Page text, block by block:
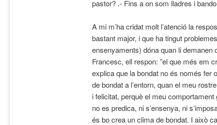
pastor? .- Fins a on som lladres i
A mi m’ha cridat molt l’atenció la
bastant major, i que ha tingut
ensenyaments) dóna quan li demanen
Francesc, ell respon: ”el que més em
explica que la bondat no és només fer
de bondat a l’entorn, quan el meu
i felicitat, perquè el meu
no es predica, ni s’ensenya, ni
és bo crea un clima de bondat. I això